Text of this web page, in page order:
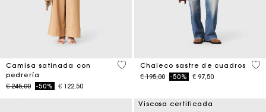
Camisa satinada con
pedrería
Price reduced from
€ 245,00to-50% € 122,50
5 out of 5 Customer Rating
Chaleco sastre de cuadros
Price reduced from
€ 195,00to-50% € 97,50
4,8
Viscosa certificada